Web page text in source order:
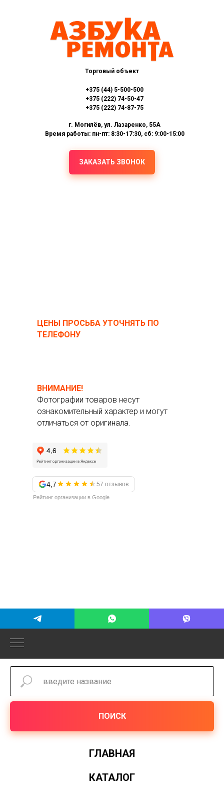
Торговый объект
+375 (44) 5-500-500
+375 (222) 74-50-47
+375 (222) 74-87-75
г. Могилёв, ул. Лазаренко, 55А
Время работы: пн-пт: 8:30-17:30, сб: 9:00-15:00
ЗАКАЗАТЬ ЗВОНОК
ЦЕНЫ ПРОСЬБА УТОЧНЯТЬ ПО
ТЕЛЕФОНУ
ВНИМАНИЕ!
Фотографии товаров несут
ознакомительный характер и могут
отличаться от оригинала.
4,7 57 отзывов
Рейтинг организации в Google
ПОИСК
ГЛАВНАЯ
КАТАЛОГ